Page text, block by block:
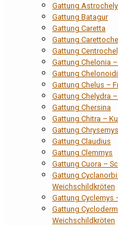
Gattung
Gattung Batagur
Gattung Caretta
Gattung
Gattung
Gattung Chelonia
Gattung
Gattung Chelus –
Gattung Chelydra
Gattung Chersina
Gattung Chitra –
Gattung
Gattung Claudius
Gattung Clemmys
Gattung Cuora –
Gattung
Weichschildkröten
Gattung Cyclemys
Gattung
Weichschildkröten